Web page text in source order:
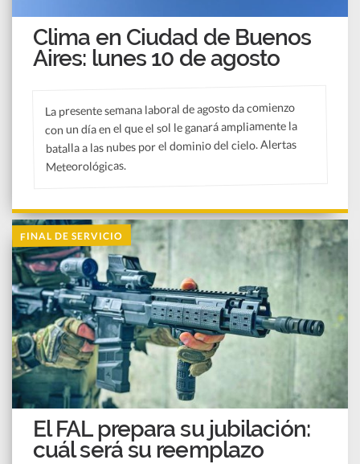
Clima en Ciudad de Buenos
Aires: lunes 10 de agosto
La presente semana laboral de agosto da comienzo
con un día en el que el sol le ganará ampliamente la
batalla a las nubes por el dominio del cielo. Alertas
Meteorológicas.
FINAL DE SERVICIO
El FAL prepara su jubilación:
cuál será su reemplazo